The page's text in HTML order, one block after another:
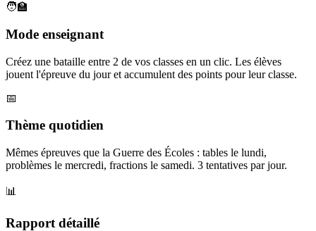
🧑‍🏫
Mode enseignant
Créez une bataille entre 2 de vos classes en un clic. Les élèves
jouent l'épreuve du jour et accumulent des points pour leur classe.
📅
Thème quotidien
Mêmes épreuves que la Guerre des Écoles : tables le lundi,
problèmes le mercredi, fractions le samedi. 3 tentatives par jour.
📊
Rapport détaillé